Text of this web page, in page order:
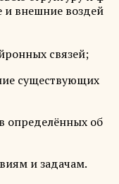
и внешние воздей
связей;
существующих
определённых об
и задачам.